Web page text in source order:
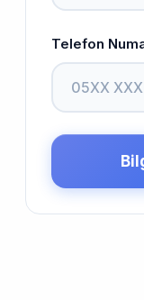
Telefon